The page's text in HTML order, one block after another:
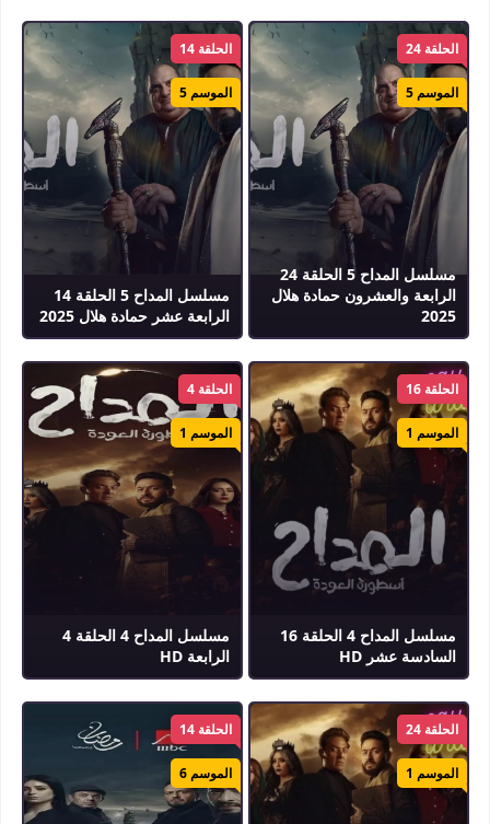
مسلسل المداح 5 الحلقة 24
الرابعة والعشرون حمادة هلال
2025
الحلقة 24
الموسم 5
مسلسل المداح 5 الحلقة 14
الرابعة عشر حمادة هلال 2025
الحلقة 14
الموسم 5
مسلسل المداح 4 الحلقة 16
السادسة عشر HD
الحلقة 16
الموسم 1
مسلسل المداح 4 الحلقة 4
الرابعة HD
الحلقة 4
الموسم 1
الحلقة 24
الموسم 1
الحلقة 14
الموسم 6